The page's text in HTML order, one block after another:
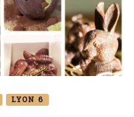
LYON 6